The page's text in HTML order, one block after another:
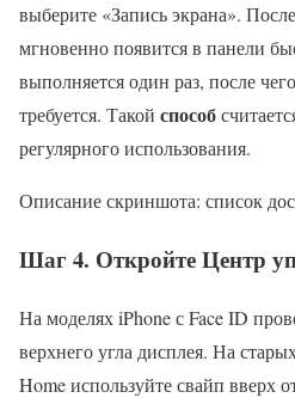
выберите «Запись экрана».
мгновенно появится в панели
выполняется один раз, после
требуется. Такой способ
регулярного использования.
Описание скриншота: список
Шаг 4. Откройте Центр
На моделях iPhone с Face ID
верхнего угла дисплея. На
Home используйте свайп вверх